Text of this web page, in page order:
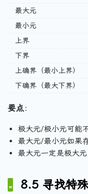
e
c
r
a
n
最大元
最小元
上界
下界
上确界（最小上界）
下确界（最大下界）
要点 ：
极大元/极小元可能
最大元/最小元如果
最大元一定是极大
8.5 寻找特